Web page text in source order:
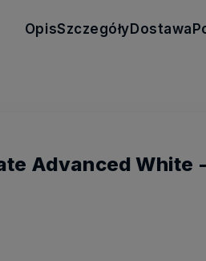
OpisSzczegóły Dostawa
Advanced White